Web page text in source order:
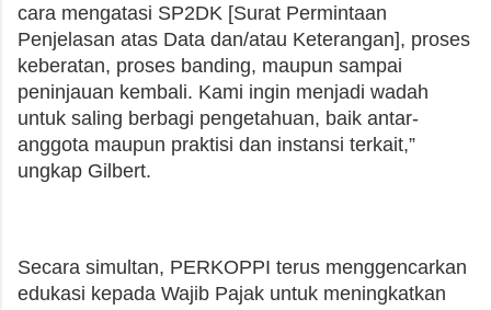
cara mengatasi SP2DK [Surat Permintaan
Penjelasan atas Data dan/atau Keterangan], proses
keberatan, proses banding, maupun sampai
peninjauan kembali. Kami ingin menjadi wadah
untuk saling berbagi pengetahuan, baik antar-
anggota maupun praktisi dan instansi terkait,”
ungkap Gilbert.
Secara simultan, PERKOPPI terus menggencarkan
edukasi kepada Wajib Pajak untuk meningkatkan